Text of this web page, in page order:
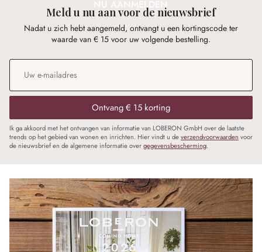
NU AANMELDEN
Meld u nu aan voor de nieuwsbrief
Nadat u zich hebt aangemeld, ontvangt u een kortingscode ter
waarde van € 15 voor uw volgende bestelling.
E-mailadres
Ontvang € 15 korting
Ik ga akkoord met het ontvangen van informatie van LOBERON GmbH over de laatste
trends op het gebied van wonen en inrichten. Hier vindt u deverzendvoorwaarden voor
de nieuwsbrief en de algemene informatie overgegevensbescherming.